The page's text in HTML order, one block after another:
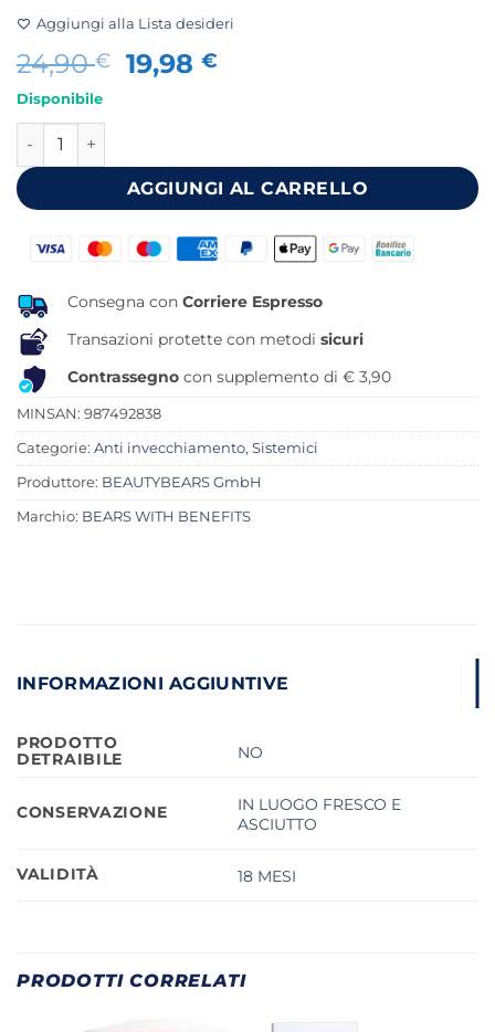
Aggiungi alla Lista desideri
24,90€
Il
24,90 €.
19,98€
19,98 €.
Disponibile
SPICY GIRL CURCUMA KOMPLEX CURCUMIN & INGWER
AGGIUNGI AL CARRELLO
Consegna con Corriere Espresso
Transazioni protette con metodi sicuri
Contrassegno con supplemento di € 3,90
MINSAN: 987492838
Categorie: Anti invecchiamento, Sistemici
Produttore: BEAUTYBEARS GmbH
Marchio: BEARS WITH BENEFITS
INFORMAZIONI AGGIUNTIVE
PRODOTTO
DETRAIBILE
NO
CONSERVAZIONE
IN LUOGO FRESCO E
ASCIUTTO
VALIDITÀ 18 MESI
PRODOTTI CORRELATI